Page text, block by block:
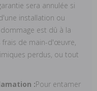
sera annulée si
installation ou
est dû à la
frais de main-d'œuvre,
perdus, ou tout
:Pour entamer